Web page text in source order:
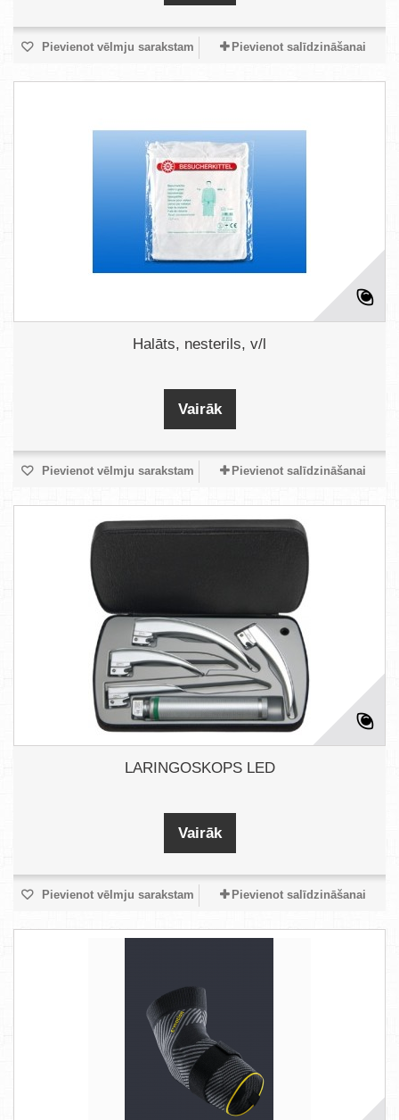
Pievienot vēlmju sarakstam Pievienot salīdzināšanai
Halāts, nesterils, v/l
Vairāk
Pievienot vēlmju sarakstam Pievienot salīdzināšanai
LARINGOSKOPS LED
Vairāk
Pievienot vēlmju sarakstam Pievienot salīdzināšanai